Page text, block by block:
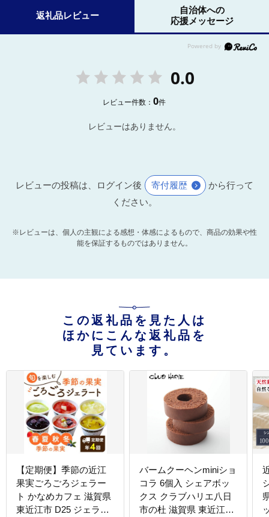
返礼品レビュー
自治体への
応援メッセージ
0.0
レビュー件数：0件
レビューはありません。
レビューの投稿は、ログイン後 寄付履歴
から行って
ください。
※レビューは、個人の主観による感想・体感によるもので、商品の効果や性
能を保証するものではありません。
この返礼品を見た人は
ほかにこんな返礼品を
見ています。
【定期便】季節の近江
果実ごろごろジェラー
ト かなめカフェ 滋賀県
東近江市 D25 ジェラー
バームクーヘンminiショ
コラ 6個入 シェアボッ
クス クラブハリエ八日
市の杜 滋賀県 東近江市